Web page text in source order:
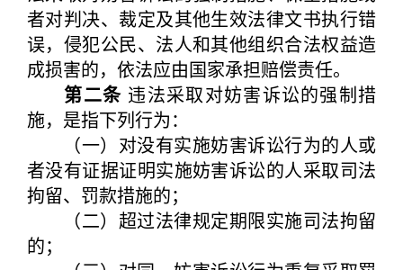
者对判决、裁定及其他生效法律文书执行错
误，侵犯公民、法人和其他组织合法权益造
成损害的，依法应由国家承担赔偿责任。
第二条 违法采取对妨害诉讼的强制措
施，是指下列行为：
（一）对没有实施妨害诉讼行为的人或
者没有证据证明实施妨害诉讼的人采取司法
拘留、罚款措施的；
（二）超过法律规定期限实施司法拘留
的；